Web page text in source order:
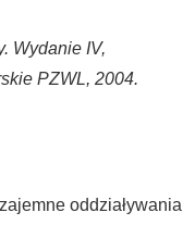
Wydanie IV,
PZWL, 2004.
oddziaływania